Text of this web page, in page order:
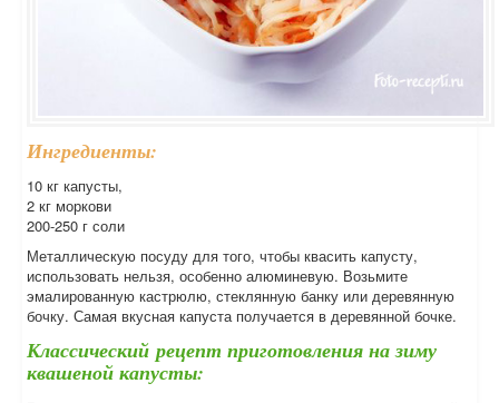
Ингредиенты:
10 кг капусты,
2 кг моркови
200-250 г соли
Металлическую посуду для того, чтобы квасить капусту,
использовать нельзя, особенно алюминевую. Возьмите
эмалированную кастрюлю, стеклянную банку или деревянную
бочку. Самая вкусная капуста получается в деревянной бочке.
Классический рецепт приготовления на зиму
квашеной капусты: